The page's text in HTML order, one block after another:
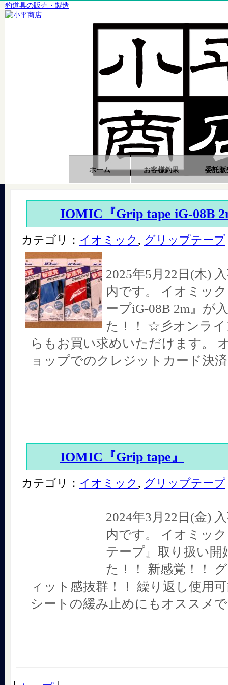
釣道具の販売・製造
ホーム お客様釣果 委託販
IOMIC『Grip tape iG-08B
カテゴリ： イオミック , グリップテープ
2025年5月22日(木)
内です。 イオミッ
ープiG-08B 2m』が
た！！ ☆彡オンラ
らもお買い求めいただけます。
ョップでのクレジットカード決
IOMIC『Grip tape』
カテゴリ： イオミック , グリップテープ
2024年3月22日(金)
内です。 イオミッ
テープ』取り扱い開
た！！ 新感覚！！
ィット感抜群！！ 繰り返し使用
シートの緩み止めにもオススメ